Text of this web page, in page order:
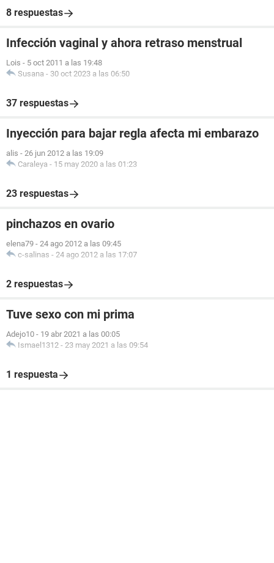
8 respuestas
Infección vaginal y ahora retraso menstrual
Lois - 5 oct 2011 a las 19:48
Susana - 30 oct 2023 a las 06:50
37 respuestas
Inyección para bajar regla afecta mi embarazo
alis - 26 jun 2012 a las 19:09
Caraleya - 15 may 2020 a las 01:23
23 respuestas
pinchazos en ovario
elena79 - 24 ago 2012 a las 09:45
c-salinas - 24 ago 2012 a las 17:07
2 respuestas
Tuve sexo con mi prima
Adejo10 - 19 abr 2021 a las 00:05
Ismael1312 - 23 may 2021 a las 09:54
1 respuesta